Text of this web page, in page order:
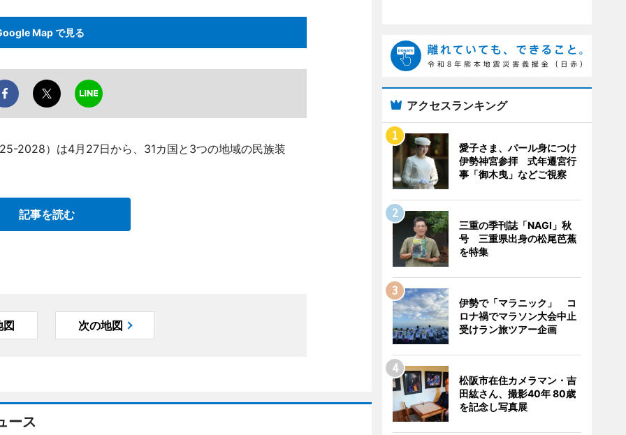
Map で見る
2028）は4月27日から、31カ国と3つの地域の民族装
記事を読む
図 次の地図
ース
アクセスランキング
愛子さま、パール身につけ
伊勢神宮参拝 式年遷宮行
事「御木曳」などご視察
三重の季刊誌「NAGI」秋
号 三重県出身の松尾芭蕉
を特集
伊勢で「マラニック」 コ
ロナ禍でマラソン大会中止
受けラン旅ツアー企画
松阪市在住カメラマン・吉
田紘さん、撮影40年 80歳
を記念し写真展